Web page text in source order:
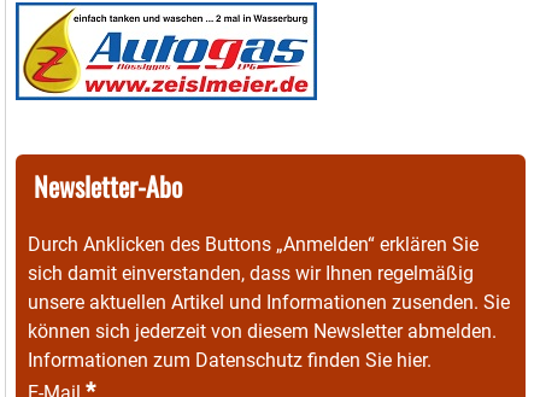
Newsletter-Abo
Durch Anklicken des Buttons „Anmelden“ erklären Sie
sich damit einverstanden, dass wir Ihnen regelmäßig
unsere aktuellen Artikel und Informationen zusenden. Sie
können sich jederzeit von diesem Newsletter abmelden.
Informationen zum Datenschutz finden Sie hier.
E-Mail *